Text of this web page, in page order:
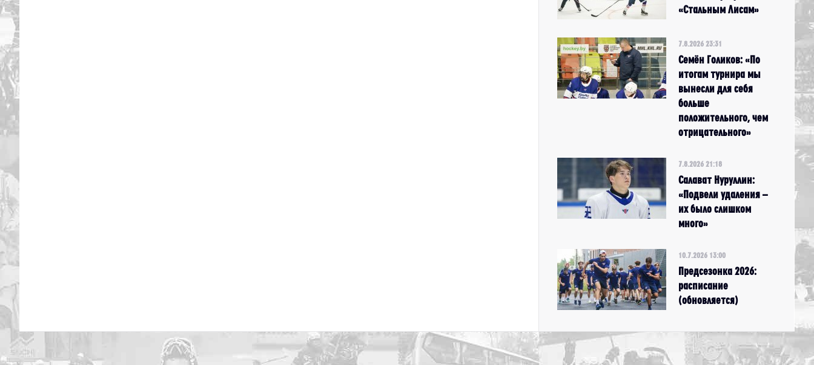
«Стальным Лисам»
7.8.2026 23:31
Семён Голиков: «По
итогам турнира мы
вынесли для себя
больше
положительного, чем
отрицательного»
7.8.2026 21:18
Салават Нуруллин:
«Подвели удаления –
их было слишком
много»
10.7.2026 13:00
Предсезонка 2026:
расписание
(обновляется)